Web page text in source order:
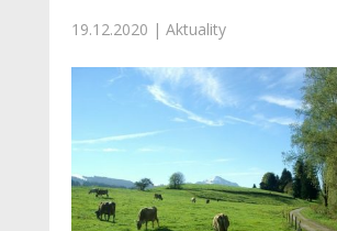
19.12.2020 | Aktuality